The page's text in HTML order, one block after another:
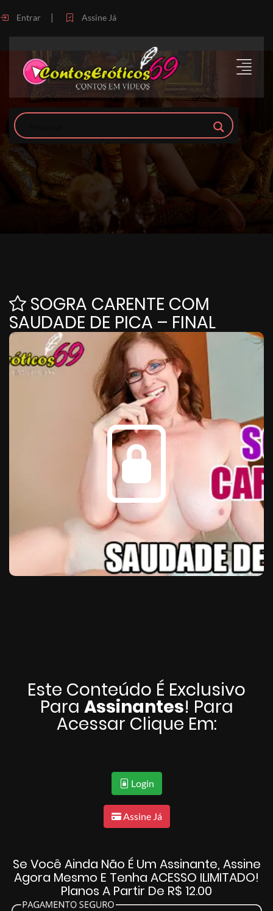
Entrar | Assine Já
SOGRA CARENTE COM
SAUDADE DE PICA – FINAL
Este Conteúdo É Exclusivo
Para Assinantes! Para
Acessar Clique Em:
Login
Assine Já
Se Você Ainda Não É Um Assinante, Assine
Agora Mesmo E Tenha ACESSO ILIMITADO!
Planos A Partir De R$ 12.00